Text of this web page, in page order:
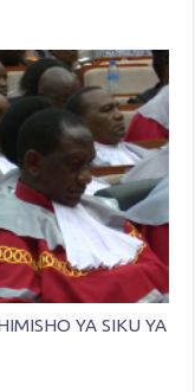
YA SIKU YA